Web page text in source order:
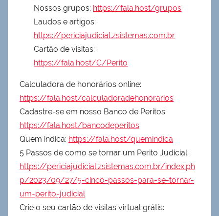
Nossos grupos: https://fala.host/grupos
Laudos e artigos:
https://periciajudicial.zsistemas.com.br
Cartão de visitas:
https://fala.host/C/Perito
Calculadora de honorários online:
https://fala.host/calculadoradehonorarios
Cadastre-se em nosso Banco de Peritos:
https://fala.host/bancodeperitos
Quem indica: https://fala.host/quemindica
5 Passos de como se tornar um Perito Judicial:
https://periciajudicial.zsistemas.com.br/index.ph
p/2023/09/27/5-cinco-passos-para-se-tornar-
um-perito-judicial
Crie o seu cartão de visitas virtual grátis: